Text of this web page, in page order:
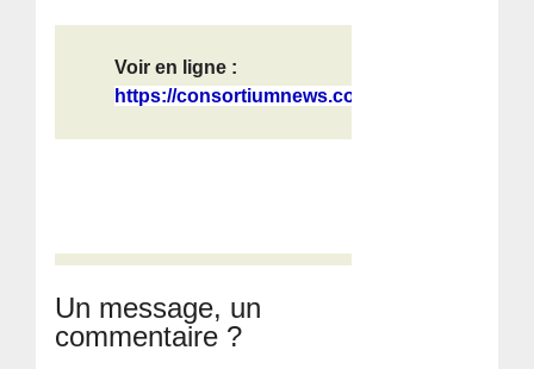
Voir en ligne :
https://consortiumnews.com/tag/bret...
Un message, un
commentaire ?